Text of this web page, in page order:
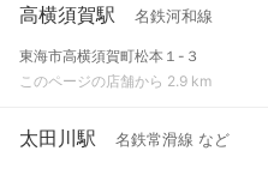
高横須賀駅 名鉄河和線
東海市高横須賀町松本１-３
このページの店舗から 2.9 km
太田川駅 名鉄常滑線 など